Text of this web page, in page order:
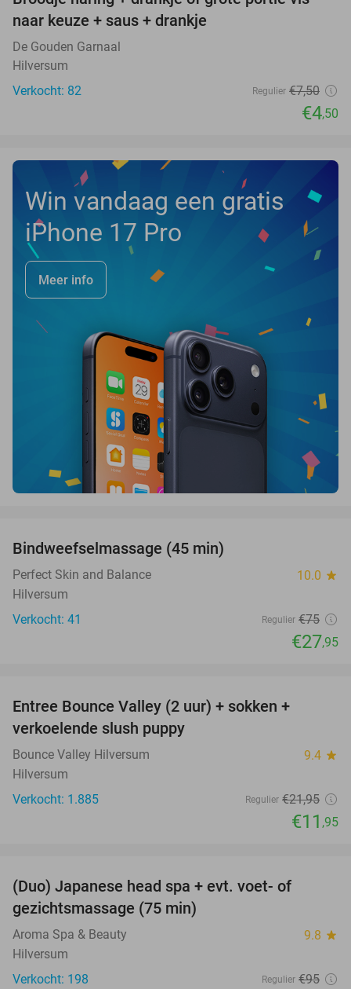
naar keuze + saus + drankje
De Gouden Garnaal
Hilversum
Verkocht: 82
Regulier €7,50
€4,50
Win vandaag een gratis
iPhone 17 Pro
Meer info
Bindweefselmassage (45 min)
Perfect Skin and Balance 10.0 star
Hilversum
Verkocht: 41
Regulier €75
€27,95
Entree Bounce Valley (2 uur) + sokken +
verkoelende slush puppy
Bounce Valley Hilversum 9.4 star
Hilversum
Verkocht: 1.885
Regulier €21,95
€11 ,95
(Duo) Japanese head spa + evt. voet- of
gezichtsmassage (75 min)
Aroma Spa & Beauty 9.8 star
Hilversum
Verkocht: 198
Regulier €95